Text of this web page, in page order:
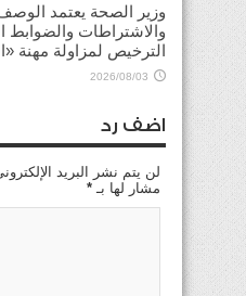
وزير الصحة يعتمد
والاشتراطات والضوابط
الترخيص لمزاولة مهنة
2026/08/03
اضف رد
لن يتم نشر البريد
مشار لها بـ *